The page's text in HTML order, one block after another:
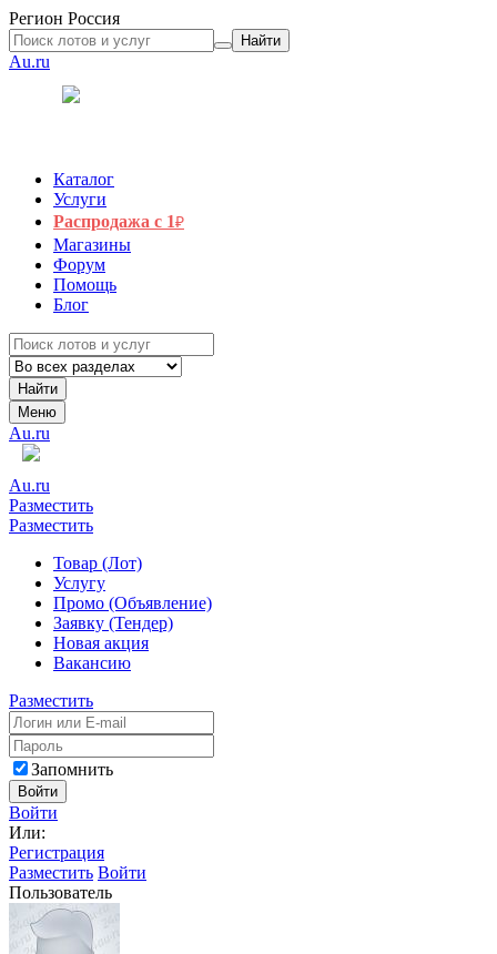
Регион Россия
Найти
Au.ru
Каталог
Услуги
Распродажа с 1₽
Магазины
Форум
Помощь
Блог
Найти
Меню
Au.ru
Au.ru
Разместить
Разместить
Товар (Лот)
Услугу
Промо (Объявление)
Заявку (Тендер)
Новая акция
Вакансию
Разместить
Запомнить
Войти
Войти
Или:
Регистрация
Разместить Войти
Пользователь